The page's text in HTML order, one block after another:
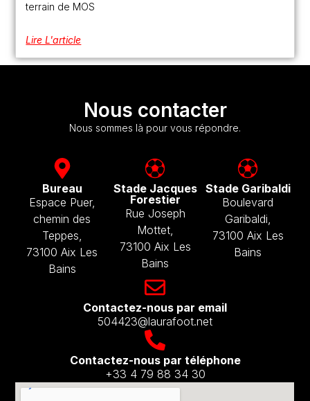
terrain de MOS
Lire L'article
Nous contacter
Nous sommes là pour vous répondre.
Bureau
Espace Puer,
chemin des
Teppes,
73100 Aix Les
Bains
Stade Jacques
Forestier
Rue Joseph
Mottet,
73100 Aix Les
Bains
Stade Garibaldi
Boulevard
Garibaldi,
73100 Aix Les
Bains
Contactez-nous par email​
504423@laurafoot.net
Contactez-nous par téléphone
+33 4 79 88 34 30